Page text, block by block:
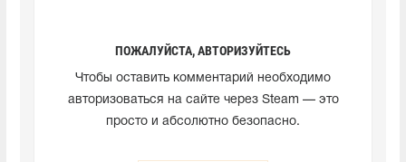
ПОЖАЛУЙСТА, АВТОРИЗУЙТЕСЬ
Чтобы оставить комментарий необходимо
авторизоваться на сайте через Steam — это
просто и абсолютно безопасно.